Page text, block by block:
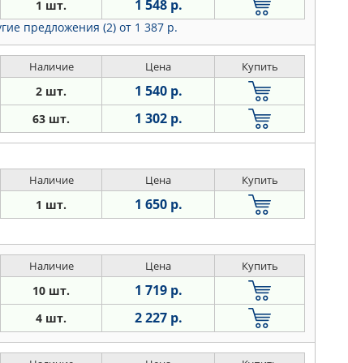
1 шт. 1 548 р.
предложения (2) от 1 387 р.
Наличие Цена Купить
2 шт. 1 540 р.
63 шт. 1 302 р.
Наличие Цена Купить
1 шт. 1 650 р.
Наличие Цена Купить
10 шт. 1 719 р.
4 шт. 2 227 р.